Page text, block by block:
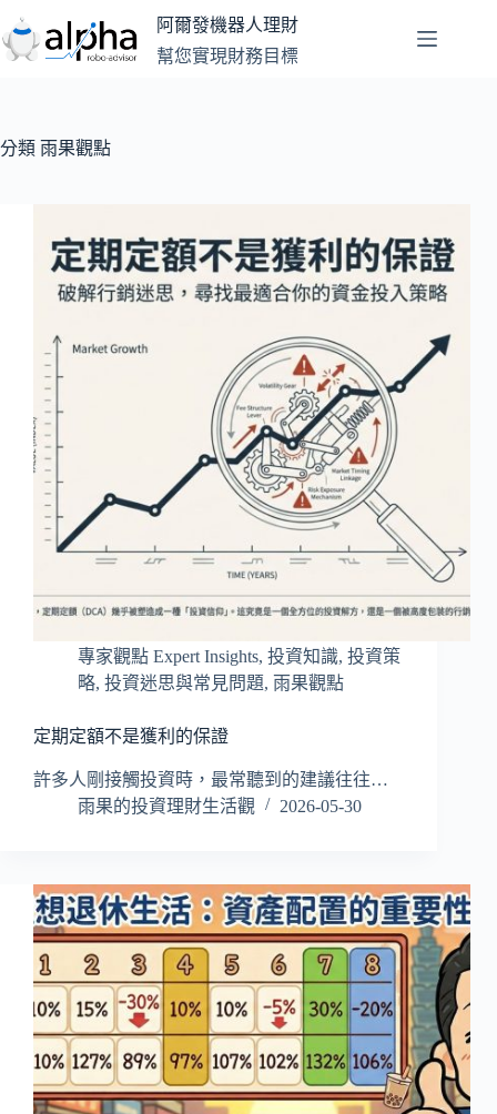
至
主
容
阿爾發機器人理財
幫您實現財務目標
分類 雨果觀點
專家觀點 Expert Insights, 投資知識, 投資策
略, 投資迷思與常見問題, 雨果觀點
定期定額不是獲利的保證
許多人剛接觸投資時，最常聽到的建議往往…
雨果的投資理財生活觀
2026-05-30